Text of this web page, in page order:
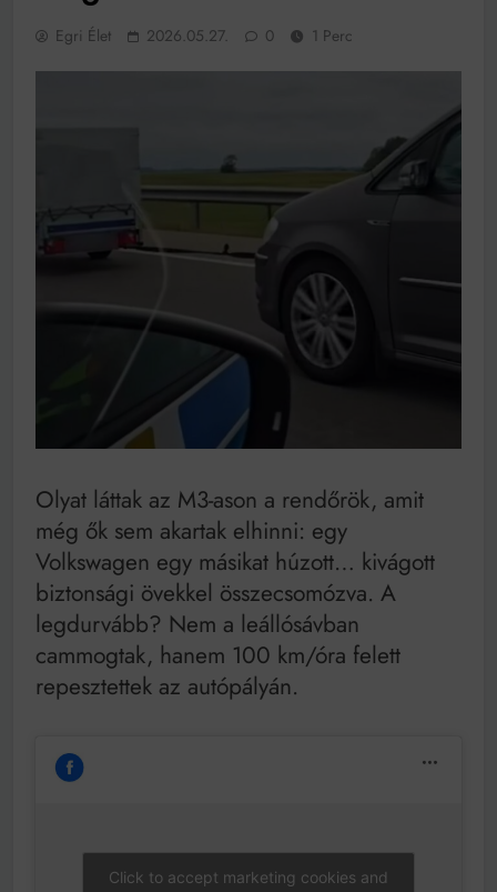
működik, ha jól van felújítva
Ingatlanpiaci szakértők szerint akár 5 százalékkal is
egyetemi városokban
Amikor a Tetris boldogabbá tesz, mint a szerelem
Létezik tökéletes élet: Truman is elhitte
Karinthy Frigyes: a zseni, aki belenézett a saját
Ki akarsz törni. De miből?
Az öregség nem csak ránc?
Az ördög még mindig Pradát visel. De te miért öltözöl
Mindenki a világot akarja uralni – de nem csak a 80-
as években
Bitumenes lapostetők: a bevált technológia akkor
működik, ha jól van felújítva
Egri Élet 2026.05.27. 0 1 Perc
Olyat láttak az M3-ason a rendőrök, amit
még ők sem akartak elhinni: egy
Volkswagen egy másikat húzott… kivágott
biztonsági övekkel összecsomózva. A
legdurvább? Nem a leállósávban
cammogtak, hanem 100 km/óra felett
repesztettek az autópályán.
Click to accept marketing cookies and